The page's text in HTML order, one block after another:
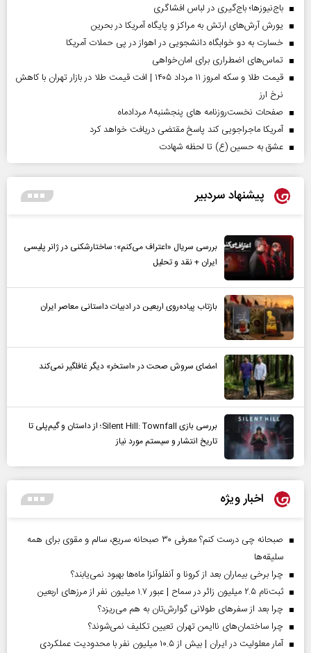
باج‌نیوزها؛ باج‌گیری در لباس افشاگری
یورش آرش‌های ارتش به مراکز و پایگاه‌ آمریکا در بحرین
خسارت به دو خوابگاه دانشجویی در اهواز در پی حملات آمریکا
تماس‌های اضطراری برای امان‌‌خواهی
قیمت طلا و سکه امروز ۱۱ مرداد ۱۴۰۵ | افت قیمت طلا در بازار تهران با کاهش
نرخ ارز
صفحات نخست‌روزنامه ها‌ی پنجشنبه‌۸ مردادماه
آمریکا ماجراجویی کند پاسخ مقتضی دریافت خواهد کرد
عشق به حسین (ع) تا لحظه شهادت
پیشنهاد سردبیر
بررسی سریال «اعتراف می‌کنم»؛ ساختارشکنی در ژانر پلیسی
ایران + نقد و تحلیل
بازتاب پیاده‌روی اربعین در ادبیات داستانی معاصر ایران
امضای سروش صحت در «استخر» دیگر غافلگیر نمی‌کند
بررسی بازی Silent Hill: Townfall؛ از داستان و گیم‌پلی تا
تاریخ انتشار و سیستم مورد نیاز
اخبار ویژه
صبحانه چی درست کنم؟ معرفی ۳۰ صبحانه سریع، سالم و مقوی برای همه
سلیقه‌ها
چرا برخی بیماران بعد از کرونا و آنفلوآنزا ماه‌ها بهبود نمی‌یابند؟
ثبت‌نام ۲.۵ میلیون زائر در سماح | عبور ۱.۷ میلیون نفر از مرز‌های اربعین
چرا بعد از سفرهای طولانی گوارش‌تان به هم می‌ریزد؟
چرا ساختمان‌های ناایمن تهران تعیین تکلیف نمی‌شوند؟
آمار معلولیت در ایران | بیش از ۱۰.۵ میلیون نفر با محدودیت عملکردی